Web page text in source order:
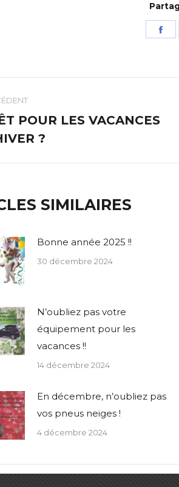
POUR LES VACANCES
?
SIMILAIRES
Bonne année 2025 !!
30 décembre 2024
N’oubliez pas votre
équipement pour les
vacances !!
14 décembre 2024
En décembre, n’oubliez pas
vos pneus neiges !
4 décembre 2024